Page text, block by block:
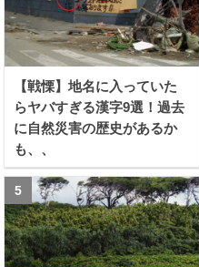
【戦慄】地名に入っていた
らヤバすぎる漢字9選！過去
に自然災害の歴史があるか
も、、